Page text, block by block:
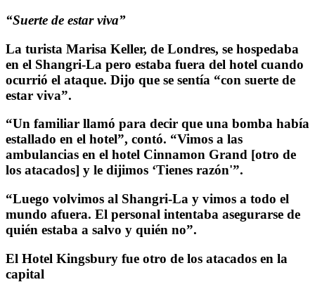
“Suerte de estar viva”
La turista Marisa Keller, de Londres, se hospedaba
en el Shangri-La pero estaba fuera del hotel cuando
ocurrió el ataque. Dijo que se sentía “con suerte de
estar viva”.
“Un familiar llamó para decir que una bomba había
estallado en el hotel”, contó. “Vimos a las
ambulancias en el hotel Cinnamon Grand [otro de
los atacados] y le dijimos ‘Tienes razón'”.
“Luego volvimos al Shangri-La y vimos a todo el
mundo afuera. El personal intentaba asegurarse de
quién estaba a salvo y quién no”.
El Hotel Kingsbury fue otro de los atacados en la
capital